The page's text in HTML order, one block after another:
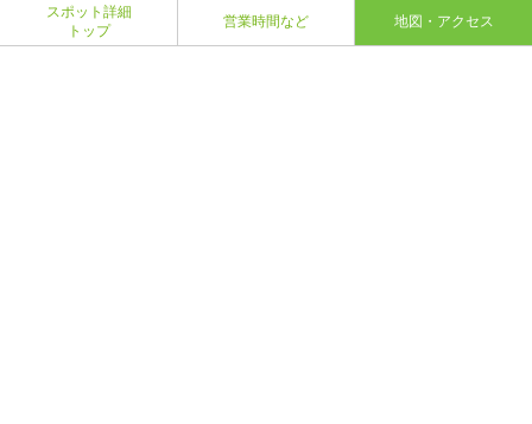
スポット詳細
トップ
営業時間など 地図・アクセス